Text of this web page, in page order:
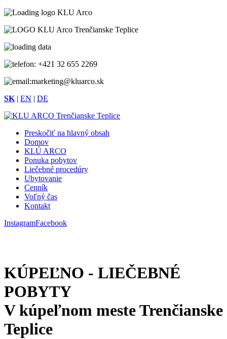
+421 32 655 2269
marketing@kluarco.sk
SK | EN | DE
Preskočiť na hlavný obsah
Domov
KLÚ ARCO
Ponuka pobytov
Liečebné procedúry
Ubytovanie
Cenník
Voľný čas
Kontakt
InstagramFacebook
KÚPEĽNO - LIEČEBNÉ
POBYTY
V kúpeľnom meste Trenčianske
Teplice